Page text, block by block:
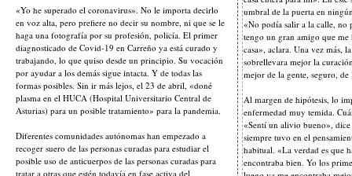
«Yo he superado el coronavirus». No le importa decirlo
en voz alta, pero prefiere no decir su nombre, ni que se le
haga una fotografía por su profesión, policía. El primer
diagnosticado de Covid-19 en Carreño ya está curado y
trabajando, lo que quiso desde un principio. Su vocación
por ayudar a los demás sigue intacta. Y de todas las
formas posibles. Sin ir más lejos, el 23 de abril, «doné
plasma en el HUCA (Hospital Universitario Central de
Asturias) para un posible tratamiento» para la pandemia.
Diferentes comunidades autónomas han empezado a
recoger suero de las personas curadas para estudiar el
posible uso de anticuerpos de las personas curadas para
tratar a otras que estén todavía en fase activa del
umbral de la puerta en
«No podía salir a la calle, no
tengo un gran amigo que
casa», aclara. Una vez más,
sobrellevara mejor la
mejor de la gente, seguro,
Al margen de hipótesis, lo
enfermedad muy temida.
«Sentí un alivio bueno»,
siempre tuvo en el
habitual. «La verdad es que
encontraba bien. Yo los